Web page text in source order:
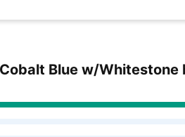
Blue w/Whitestone